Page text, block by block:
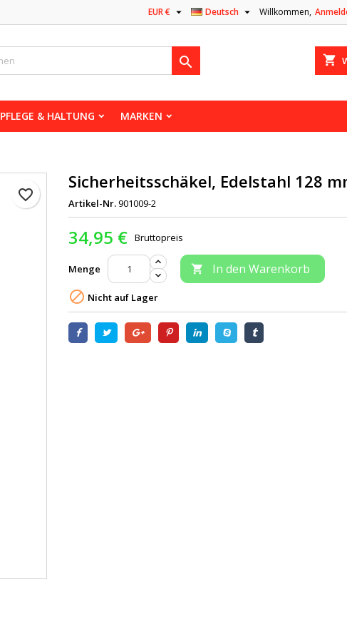
Willkommen,
Deutsch 
EUR € 
shopping_cart

PFLEGE & HALTUNG MARKEN
favorite_border
Sicherheitsschäkel, Edelstahl 128
Artikel-Nr.901009-2
34,95 € Bruttopreis
Menge  In den Warenkorb
 Nicht auf Lager